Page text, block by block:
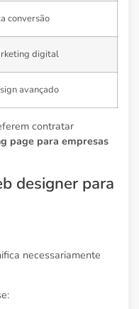
conversão
digital
avançado
contratar
page para empresas
designer para
necessariamente